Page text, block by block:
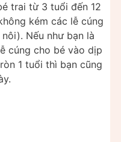
trai từ 3 tuổi đến 12
kém các lễ cúng
Nếu như bạn là
cúng cho bé vào dịp
1 tuổi thì bạn cũng